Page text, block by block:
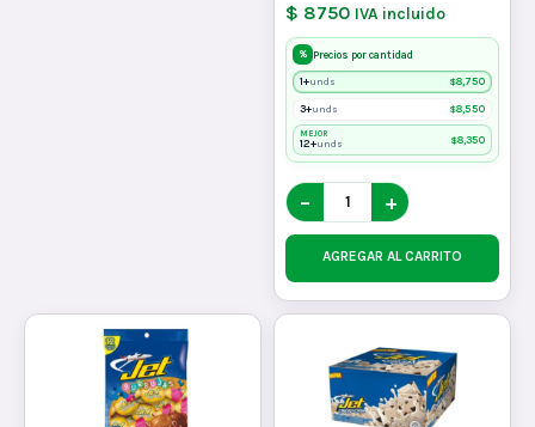
$ 8750 IVA incluido
% Precios por cantidad
1+unds $8,750
3+unds $8,550
MEJOR
12+unds $8,350
− +
AGREGAR AL CARRITO